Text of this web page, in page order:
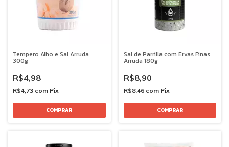
Tempero Alho e Sal Arruda
300g
R$4,98
R$4,73 com Pix
Sal de Parrilla com Ervas Finas
Arruda 180g
R$8,90
R$8,46 com Pix